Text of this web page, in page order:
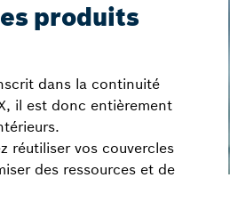
produits
dans la continuité
il est donc entièrement
réutiliser vos couvercles
des ressources et de